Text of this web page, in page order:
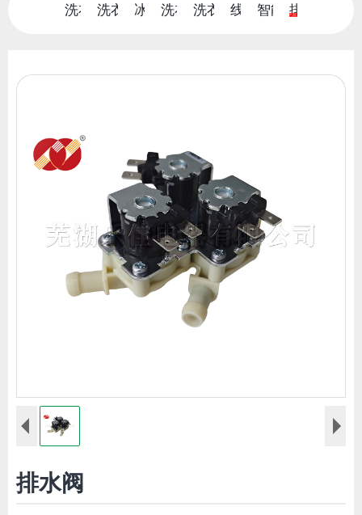
洗衣机进水阀
洗衣机水位传感器
冰箱水阀洗衣机喷头体
洗衣机进水阀组件
线圈组件智能马桶水阀
排水阀
排水阀